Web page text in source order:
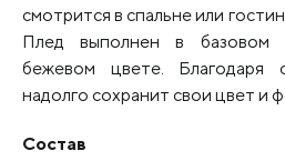
смотрится в спальне или
Плед выполнен в базовом
бежевом цвете. Благодаря
надолго сохранит свои цвет и
Состав